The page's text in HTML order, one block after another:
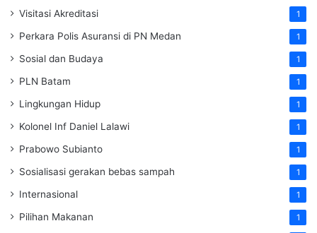
Visitasi Akreditasi 1
Perkara Polis Asuransi di PN Medan 1
Sosial dan Budaya 1
PLN Batam 1
Lingkungan Hidup 1
Kolonel Inf Daniel Lalawi 1
Prabowo Subianto 1
Sosialisasi gerakan bebas sampah 1
Internasional 1
Pilihan Makanan 1